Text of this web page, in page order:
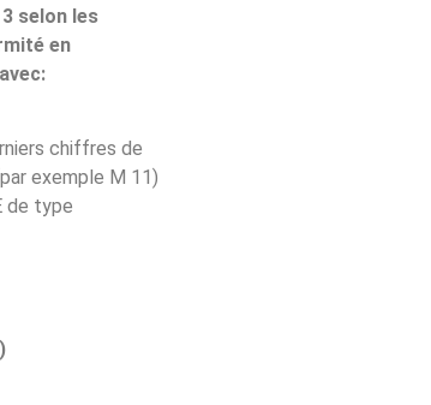
selon les
en
chiffres de
exemple M 11)
de type